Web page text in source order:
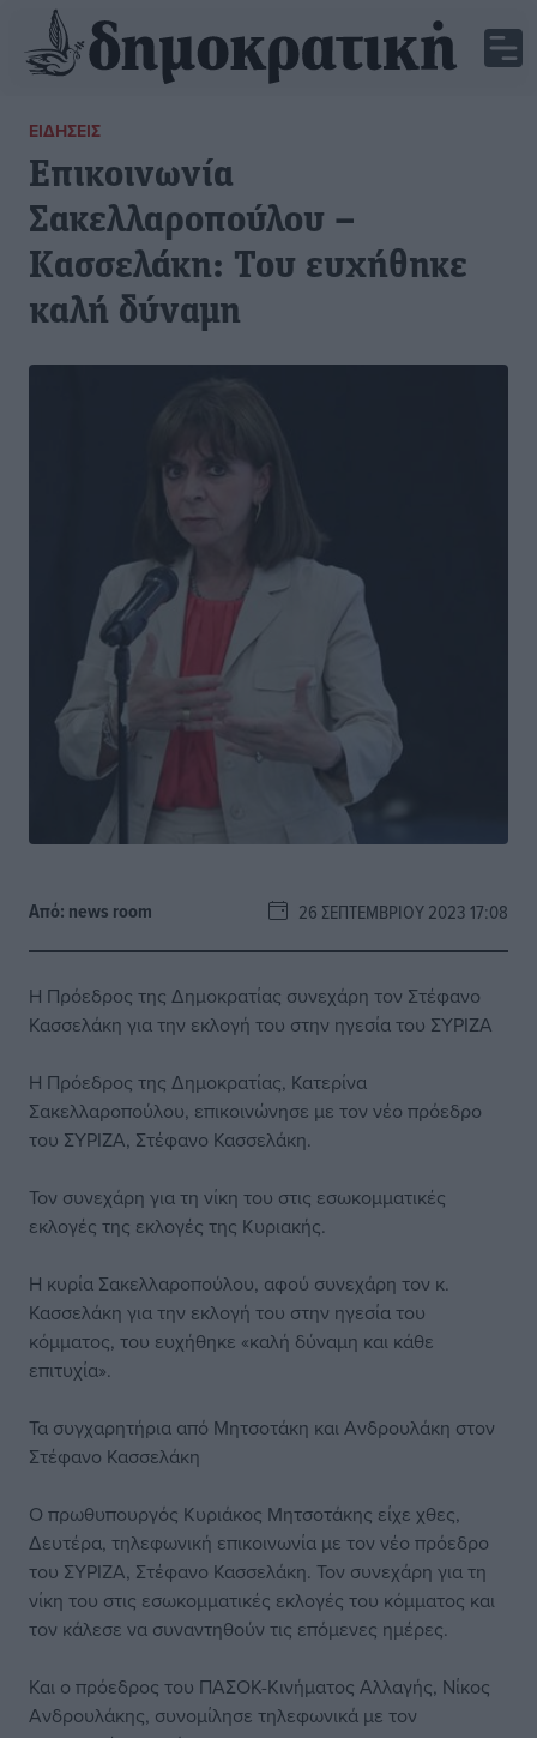
ΕΙΔΉΣΕΙΣ
Επικοινωνία
Σακελλαροπούλου –
Κασσελάκη: Του ευχήθηκε
καλή δύναμη
Από: news room 26 ΣΕΠΤΕΜΒΡΊΟΥ 2023 17:08
Η Πρόεδρος της Δημοκρατίας συνεχάρη τον Στέφανο
Κασσελάκη για την εκλογή του στην ηγεσία του ΣΥΡΙΖΑ
Η Πρόεδρος της Δημοκρατίας, Κατερίνα
Σακελλαροπούλου, επικοινώνησε με τον νέο πρόεδρο
του ΣΥΡΙΖΑ, Στέφανο Κασσελάκη.
Τον συνεχάρη για τη νίκη του στις εσωκομματικές
εκλογές της εκλογές της Κυριακής.
Η κυρία Σακελλαροπούλου, αφού συνεχάρη τον κ.
Κασσελάκη για την εκλογή του στην ηγεσία του
κόμματος, του ευχήθηκε «καλή δύναμη και κάθε
επιτυχία».
Τα συγχαρητήρια από Μητσοτάκη και Ανδρουλάκη στον
Στέφανο Κασσελάκη
Ο πρωθυπουργός Κυριάκος Μητσοτάκης είχε χθες,
Δευτέρα, τηλεφωνική επικοινωνία με τον νέο πρόεδρο
του ΣΥΡΙΖΑ, Στέφανο Κασσελάκη. Τον συνεχάρη για τη
νίκη του στις εσωκομματικές εκλογές του κόμματος και
τον κάλεσε να συναντηθούν τις επόμενες ημέρες.
Και ο πρόεδρος του ΠΑΣΟΚ-Κινήματος Αλλαγής, Νίκος
Ανδρουλάκης, συνομίλησε τηλεφωνικά με τον